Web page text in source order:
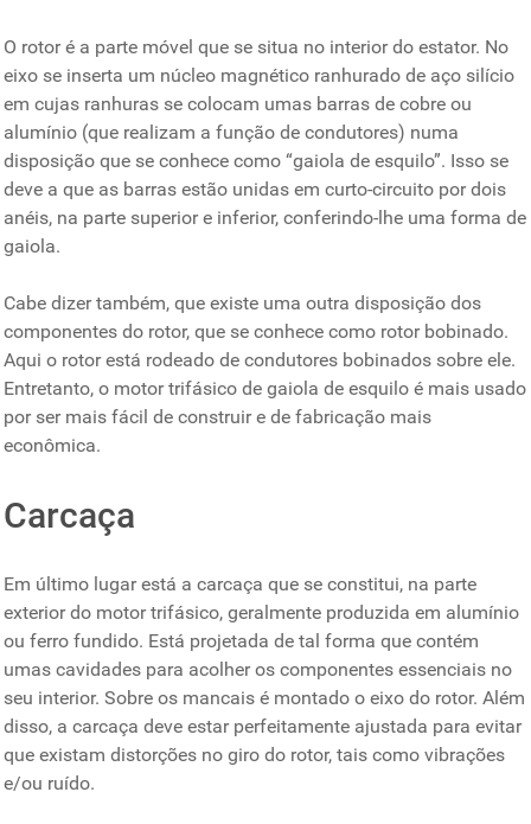
O rotor é a parte móvel que se situa no interior do estator. No
eixo se inserta um núcleo magnético ranhurado de aço silício
em cujas ranhuras se colocam umas barras de cobre ou
alumínio (que realizam a função de condutores) numa
disposição que se conhece como “gaiola de esquilo”. Isso se
deve a que as barras estão unidas em curto-circuito por dois
anéis, na parte superior e inferior, conferindo-lhe uma forma de
gaiola.
Cabe dizer também, que existe uma outra disposição dos
componentes do rotor, que se conhece como rotor bobinado.
Aqui o rotor está rodeado de condutores bobinados sobre ele.
Entretanto, o motor trifásico de gaiola de esquilo é mais usado
por ser mais fácil de construir e de fabricação mais
econômica.
Carcaça
Em último lugar está a carcaça que se constitui, na parte
exterior do motor trifásico, geralmente produzida em alumínio
ou ferro fundido. Está projetada de tal forma que contém
umas cavidades para acolher os componentes essenciais no
seu interior. Sobre os mancais é montado o eixo do rotor. Além
disso, a carcaça deve estar perfeitamente ajustada para evitar
que existam distorções no giro do rotor, tais como vibrações
e/ou ruído.